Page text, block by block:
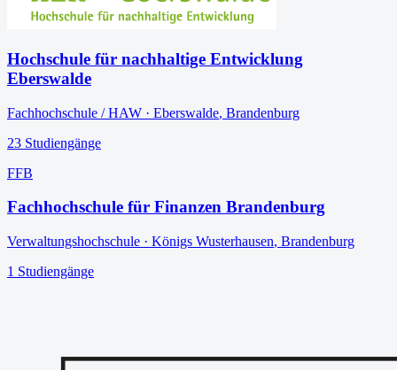
Hochschule für nachhaltige Entwicklung
Eberswalde
Fachhochschule / HAW · Eberswalde, Brandenburg
23 Studiengänge
FFB
Fachhochschule für Finanzen Brandenburg
Verwaltungshochschule · Königs Wusterhausen, Brandenburg
1 Studiengänge